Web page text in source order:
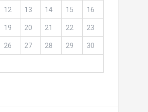
12 13 14 15 16
19 20 21 22 23
26 27 28 29 30